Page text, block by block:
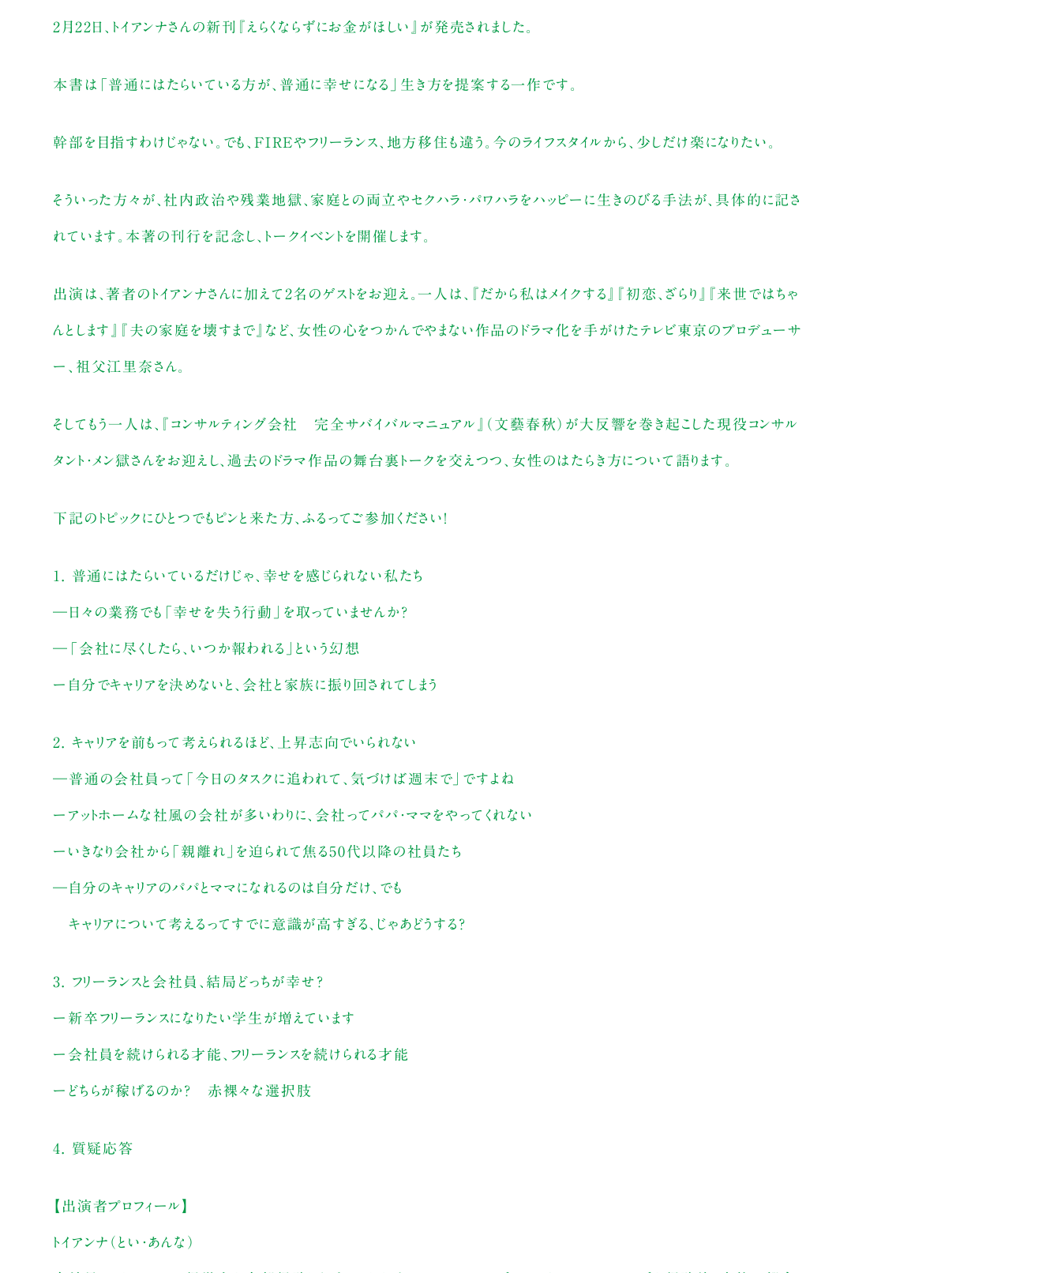
2月22日、トイアンナさんの新刊『えらくならずにお金がほしい』が発売されました。
本書は「普通にはたらいている方が、普通に幸せになる」生き方を提案する一作です。
幹部を目指すわけじゃない。でも、FIREやフリーランス、地方移住も違う。今のライフスタイルから、少しだけ楽になりたい。
そういった方々が、社内政治や残業地獄、家庭との両立やセクハラ・パワハラをハッピーに生きのびる手法が、具体的に記さ
れています。本著の刊行を記念し、トークイベントを開催します。
出演は、著者のトイアンナさんに加えて2名のゲストをお迎え。一人は、『だから私はメイクする』『初恋、ざらり』『来世ではちゃ
んとします』『夫の家庭を壊すまで』など、女性の心をつかんでやまない作品のドラマ化を手がけたテレビ東京のプロデューサ
ー、祖父江里奈さん。
そしてもう一人は、『コンサルティング会社 完全サバイバルマニュアル』（文藝春秋）が大反響を巻き起こした現役コンサル
タント・メン獄さんをお迎えし、過去のドラマ作品の舞台裏トークを交えつつ、女性のはたらき方について語ります。
下記のトピックにひとつでもピンと来た方、ふるってご参加ください！
1. 普通にはたらいているだけじゃ、幸せを感じられない私たち
―日々の業務でも「幸せを失う行動」を取っていませんか？
―「会社に尽くしたら、いつか報われる」という幻想
ー自分でキャリアを決めないと、会社と家族に振り回されてしまう
2. キャリアを前もって考えられるほど、上昇志向でいられない
―普通の会社員って「今日のタスクに追われて、気づけば週末で」ですよね
ーアットホームな社風の会社が多いわりに、会社ってパパ・ママをやってくれない
ーいきなり会社から「親離れ」を迫られて焦る50代以降の社員たち
―自分のキャリアのパパとママになれるのは自分だけ、でも
キャリアについて考えるってすでに意識が高すぎる、じゃあどうする？
3. フリーランスと会社員、結局どっちが幸せ？
ー新卒フリーランスになりたい学生が増えています
ー会社員を続けられる才能、フリーランスを続けられる才能
ーどちらが稼げるのか？ 赤裸々な選択肢
4. 質疑応答
【出演者プロフィール】
トイアンナ（とい・あんな）